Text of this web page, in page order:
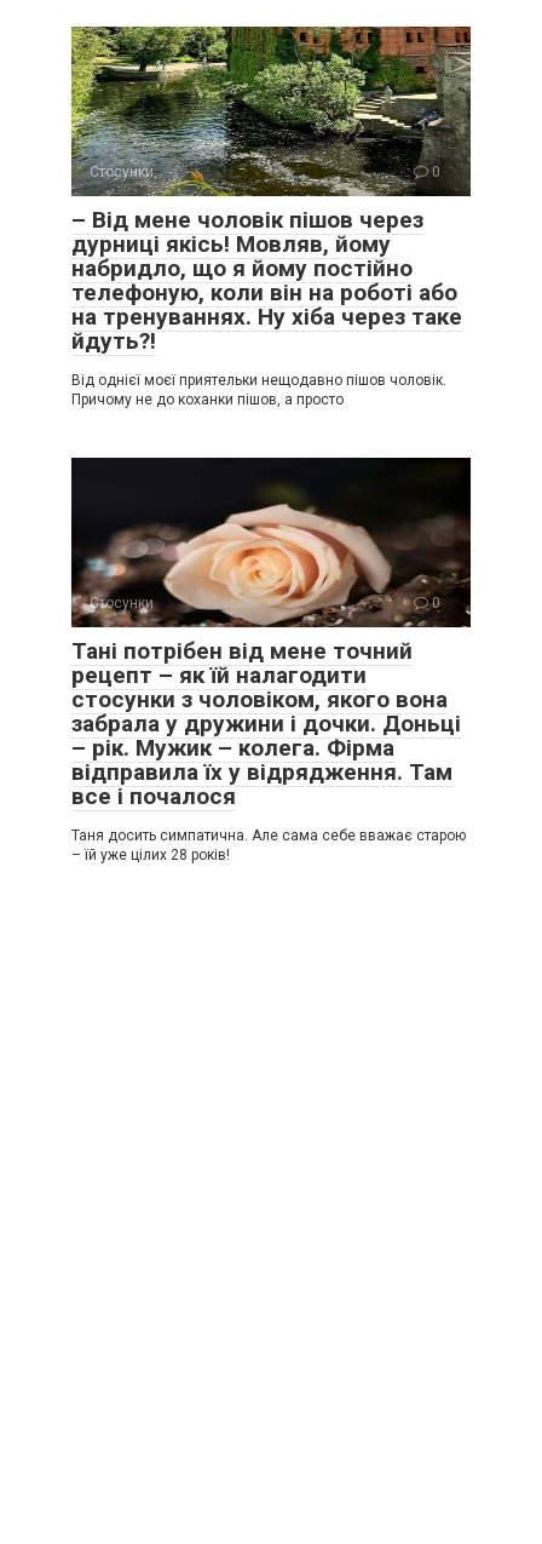
Стосунки 0
– Від мене чоловік пішов через
дурниці якісь! Мовляв, йому
набридло, що я йому постійно
телефоную, коли він на роботі або
на тренуваннях. Ну хіба через таке
йдуть?!
Від однієї моєї приятельки нещодавно пішов чоловік.
Причому не до коханки пішов, а просто
Стосунки 0
Тані потрібен від мене точний
рецепт – як їй налагодити
стосунки з чоловіком, якого вона
забрала у дружини і дочки. Доньці
– рік. Мужик – колега. Фірма
відправила їх у відрядження. Там
все і почалося
Таня досить симпатична. Але сама себе вважає старою
– їй уже цілих 28 років!